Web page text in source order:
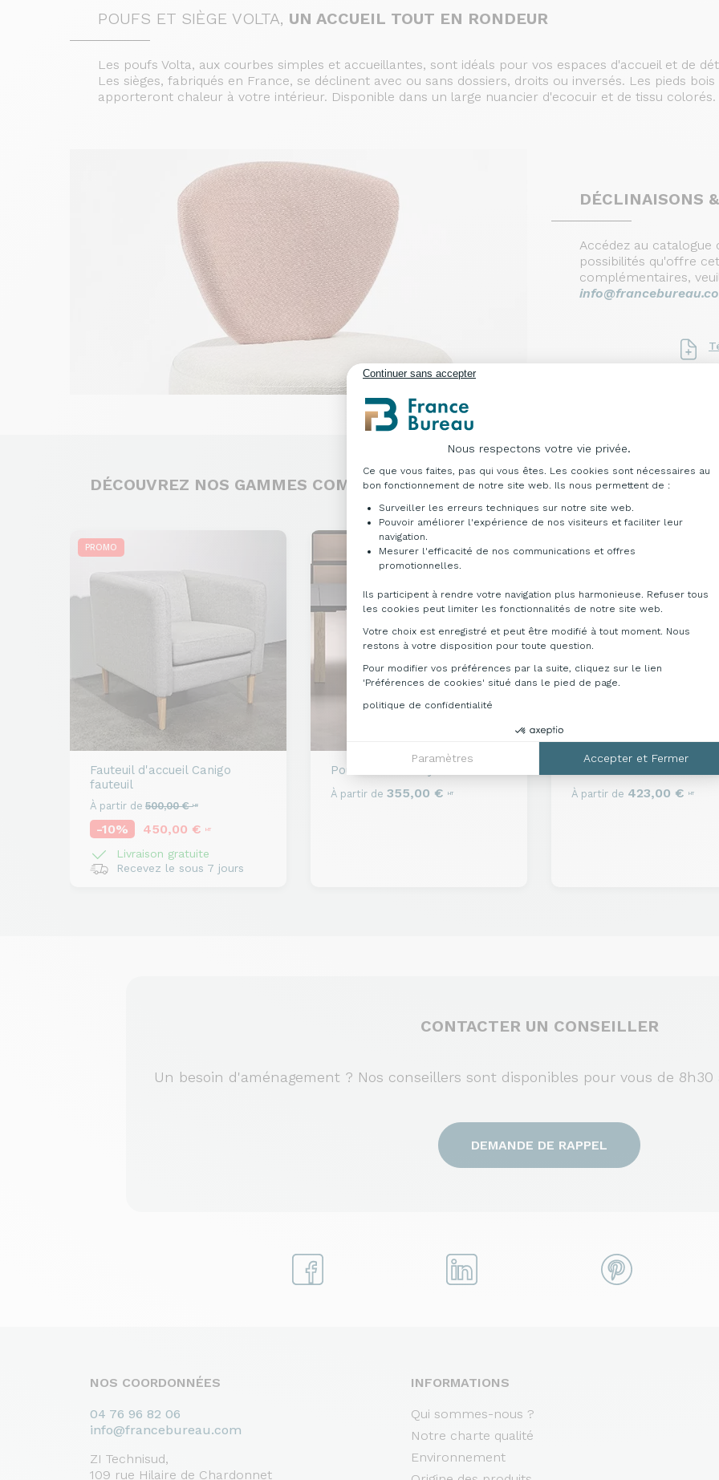
Continuer sans accepter
Nous respectons votre vie privée.
Plateforme de Gestion du Consentement :
Ce que vous faites, pas qui vous êtes. Les cookies sont nécessaires au
bon fonctionnement de notre site web. Ils nous permettent de :
Surveiller les erreurs techniques sur notre site web.
Pouvoir améliorer l'expérience de nos visiteurs et faciliter leur
navigation.
Mesurer l'efficacité de nos communications et offres
promotionnelles.
Ils participent à rendre votre navigation plus harmonieuse. Refuser tous
les cookies peut limiter les fonctionnalités de notre site web.
Votre choix est enregistré et peut être modifié à tout moment. Nous
restons à votre disposition pour toute question.
Pour modifier vos préférences par la suite, cliquez sur le lien
'Préférences de cookies' situé dans le pied de page.
politique de confidentialité
Paramètres Accepter et Fermer
POUFS ET SIÈGE VOLTA, UN ACCUEIL TOUT EN RONDEUR
Les poufs Volta, aux courbes simples et accueillantes, sont idéals pour vos espaces d'accueil et de
Les sièges, fabriqués en France, se déclinent avec ou sans dossiers, droits ou inversés. Les pieds bois
apporteront chaleur à votre intérieur. Disponible dans un large nuancier d'ecocuir et de tissu colorés.
DÉCLINAISONS
Accédez au
possibilités qu'offre
complémentaires,
DÉCOUVREZ NOS GAMMES COMPLÉMENTAIRES
PROMO
Fauteuil d'accueilCanigo
fauteuil
À partir de 500,00 €HT
-10% 450,00 € HT
Livraison gratuite
Recevez le sous 7 jours
Pouf d’accueil
À partir de 355,00 € HT
PROMO
À partir de 423,00 € HT
CONTACTER UN CONSEILLER
Un besoin d'aménagement ? Nos conseillers sont disponibles pour vous de
DEMANDE DE RAPPEL
NOS COORDONNÉES
04 76 96 82 06
info@francebureau.com
ZI Technisud,
109 rue Hilaire de Chardonnet
INFORMATIONS
Qui sommes-nous ?
Notre charte qualité
Environnement